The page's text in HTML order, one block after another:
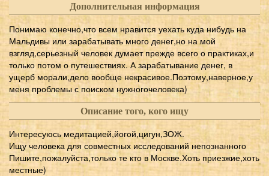
Дополнительная информация
Понимаю конечно,что всем нравится уехать куда нибудь на
Мальдивы или зарабатывать много денег,но на мой
взгляд,серьезный человек думает прежде всего о практиках,и
только потом о путешествиях. А зарабатывание денег, в
ущерб морали,дело вообще некрасивое.Поэтому,наверное,у
меня проблемы с поиском нужногочеловека)
Описание того, кого ищу
Интересуюсь медитацией,йогой,цигун,ЗОЖ.
Ищу человека для совместных исследований непознанного
Пишите,пожалуйста,только те кто в Москве.Хоть приезжие,хоть
местные)